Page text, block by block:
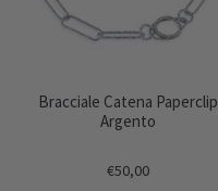
Bracciale Catena Paperclip
Argento
€50,00